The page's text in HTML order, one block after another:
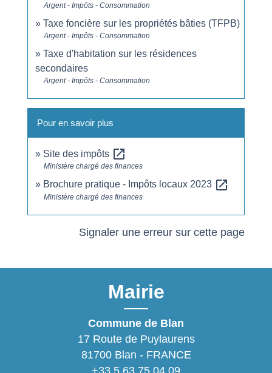
Argent - Impôts - Consommation
Taxe foncière sur les propriétés bâties (TFPB)
Argent - Impôts - Consommation
Taxe d'habitation sur les résidences
secondaires
Argent - Impôts - Consommation
Pour en savoir plus
Site des impôts open_in_new
Ministère chargé des finances
Brochure pratique - Impôts locaux 2023 open_in_new
Ministère chargé des finances
Signaler une erreur sur cette page
Mairie
Commune de Blan
17 Route de Puylaurens
81700 Blan - FRANCE